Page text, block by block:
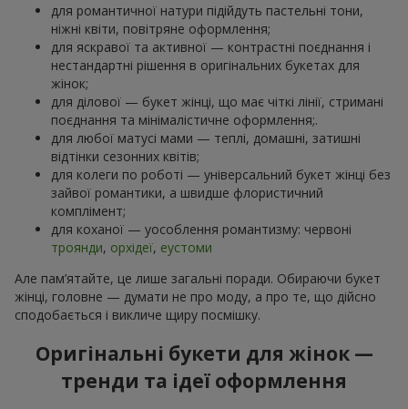
для романтичної натури підійдуть пастельні тони,
ніжні квіти, повітряне оформлення;
для яскравої та активної — контрастні поєднання і
нестандартні рішення в оригінальних букетах для
жінок;
для ділової — букет жінці, що має чіткі лінії, стримані
поєднання та мінімалістичне оформлення;.
для любої матусі мами — теплі, домашні, затишні
відтінки сезонних квітів;
для колеги по роботі — універсальний букет жінці без
зайвої романтики, а швидше флористичний
комплімент;
для коханої — уособлення романтизму: червоні
троянди, орхідеї, еустоми
Але пам’ятайте, це лише загальні поради. Обираючи букет
жінці, головне — думати не про моду, а про те, що дійсно
сподобається і викличе щиру посмішку.
Оригінальні букети для жінок —
тренди та ідеї оформлення